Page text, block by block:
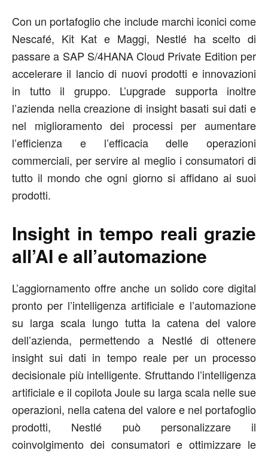
Con un portafoglio che include marchi iconici come
Nescafé, Kit Kat e Maggi, Nestlé ha scelto di
passare a SAP S/4HANA Cloud Private Edition per
accelerare il lancio di nuovi prodotti e innovazioni
in tutto il gruppo. L’upgrade supporta inoltre
l’azienda nella creazione di insight basati sui dati e
nel miglioramento dei processi per aumentare
l’efficienza e l’efficacia delle operazioni
commerciali, per servire al meglio i consumatori di
tutto il mondo che ogni giorno si affidano ai suoi
prodotti.
Insight in tempo reali grazie
all’AI e all’automazione
L’aggiornamento offre anche un solido core digital
pronto per l’intelligenza artificiale e l’automazione
su larga scala lungo tutta la catena del valore
dell’azienda, permettendo a Nestlé di ottenere
insight sui dati in tempo reale per un processo
decisionale più intelligente. Sfruttando l’intelligenza
artificiale e il copilota Joule su larga scala nelle sue
operazioni, nella catena del valore e nel portafoglio
prodotti, Nestlé può personalizzare il
coinvolgimento dei consumatori e ottimizzare le